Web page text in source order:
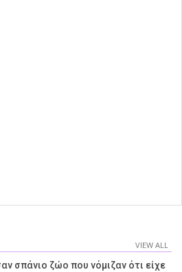
VIEW ALL
σπάνιο ζώο που νόμιζαν ότι είχε